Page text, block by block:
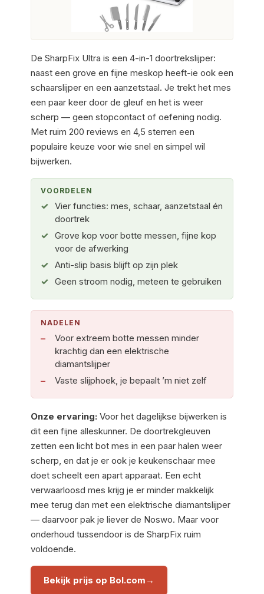
De SharpFix Ultra is een 4-in-1 doortrekslijper:
naast een grove en fijne meskop heeft-ie ook een
schaarslijper en een aanzetstaal. Je trekt het mes
een paar keer door de gleuf en het is weer
scherp — geen stopcontact of oefening nodig.
Met ruim 200 reviews en 4,5 sterren een
populaire keuze voor wie snel en simpel wil
bijwerken.
VOORDELEN
Vier functies: mes, schaar, aanzetstaal én
doortrek
Grove kop voor botte messen, fijne kop
voor de afwerking
Anti-slip basis blijft op zijn plek
Geen stroom nodig, meteen te gebruiken
NADELEN
Voor extreem botte messen minder
krachtig dan een elektrische
diamantslijper
Vaste slijphoek, je bepaalt ’m niet zelf
Onze ervaring: Voor het dagelijkse bijwerken is
dit een fijne alleskunner. De doortrekgleuven
zetten een licht bot mes in een paar halen weer
scherp, en dat je er ook je keukenschaar mee
doet scheelt een apart apparaat. Een echt
verwaarloosd mes krijg je er minder makkelijk
mee terug dan met een elektrische diamantslijper
— daarvoor pak je liever de Noswo. Maar voor
onderhoud tussendoor is de SharpFix ruim
voldoende.
Bekijk prijs op Bol.com